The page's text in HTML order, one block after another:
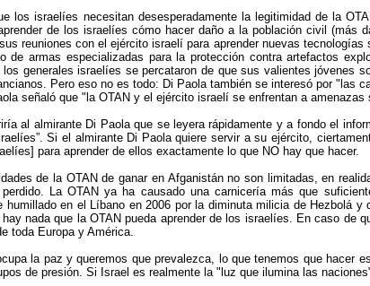
los israelíes necesitan desesperadamente la legitimidad de la
de los israelíes cómo hacer daño a la población civil (más
reuniones con el ejército israelí para aprender nuevas
de armas especializadas para la protección contra artefactos
los generales israelíes se percataron de que sus valientes jóvenes
Pero eso no es todo: Di Paola también se interesó por "las
señaló que "la OTAN y el ejército israelí se enfrentan a
al almirante Di Paola que se leyera rápidamente y a fondo el
Si el almirante Di Paola quiere servir a su ejército,
para aprender de ellos exactamente lo que NO hay que hacer.
de la OTAN de ganar en Afganistán no son limitadas, en
La OTAN ya ha causado una carnicería más que
humillado en el Líbano en 2006 por la diminuta milicia de Hezbolá
hay nada que la OTAN pueda aprender de los israelíes. En caso de
toda Europa y América.
la paz y queremos que prevalezca, lo que tenemos que hacer
de presión. Si Israel es realmente la "luz que ilumina las